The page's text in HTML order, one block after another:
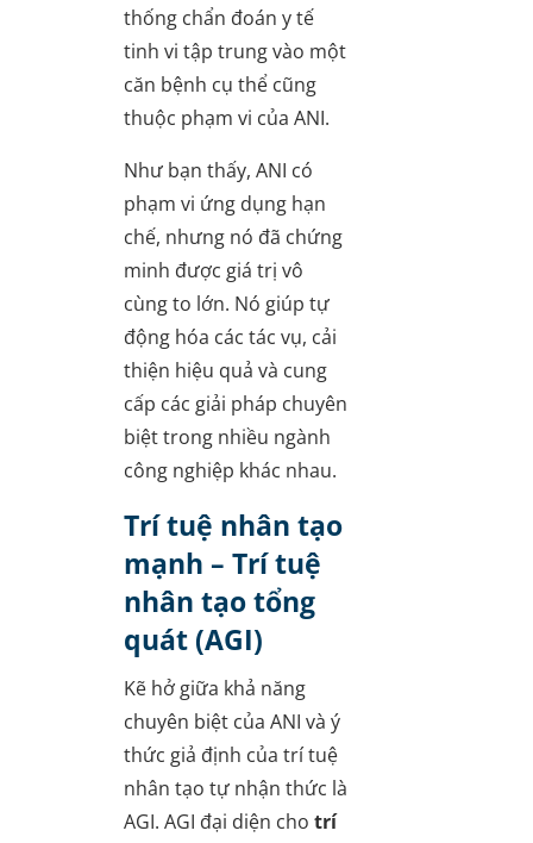
thống chẩn đoán y tế
tinh vi tập trung vào một
căn bệnh cụ thể cũng
thuộc phạm vi của ANI.
Như bạn thấy, ANI có
phạm vi ứng dụng hạn
chế, nhưng nó đã chứng
minh được giá trị vô
cùng to lớn. Nó giúp tự
động hóa các tác vụ, cải
thiện hiệu quả và cung
cấp các giải pháp chuyên
biệt trong nhiều ngành
công nghiệp khác nhau.
Trí tuệ nhân tạo
mạnh – Trí tuệ
nhân tạo tổng
quát (AGI)
Kẽ hở giữa khả năng
chuyên biệt của ANI và ý
thức giả định của trí tuệ
nhân tạo tự nhận thức là
AGI. AGI đại diện cho trí